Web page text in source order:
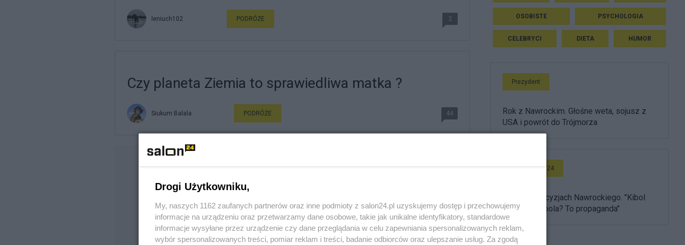
leniuch102 PODRÓŻE 2
Czy planeta Ziemia to sprawiedliwa matka ?
Siukum Balala PODRÓŻE 44
OSOBISTE PSYCHOLOGIA
CELEBRYCI DIETA HUMOR
Prezydent
Rok z Nawrockim. Głośne weta, sojusz z
USA i powrót do Trójmorza
Wideo Salon24
Burza po decyzjach Nawrockiego. "Kibol
ułaskawił kibola? To propaganda"
Drogi Użytkowniku,
My, naszych 1162 zaufanych partnerów oraz inne podmioty z salon24.pl uzyskujemy dostęp i przechowujemy
informacje na urządzeniu oraz przetwarzamy dane osobowe, takie jak unikalne identyfikatory, standardowe
informacje wysyłane przez urządzenie czy dane przeglądania w celu zapewniania spersonalizowanych reklam,
wybór spersonalizowanych treści, pomiar reklam i treści, badanie odbiorców oraz ulepszanie usług. Za zgodą